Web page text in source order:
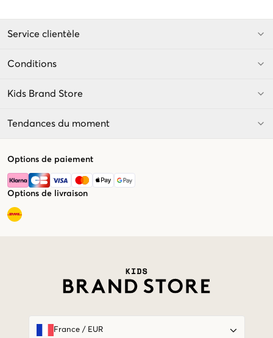
Service clientèle
Conditions
Kids Brand Store
Tendances du moment
Options de paiement
Options de livraison
France/ EUR